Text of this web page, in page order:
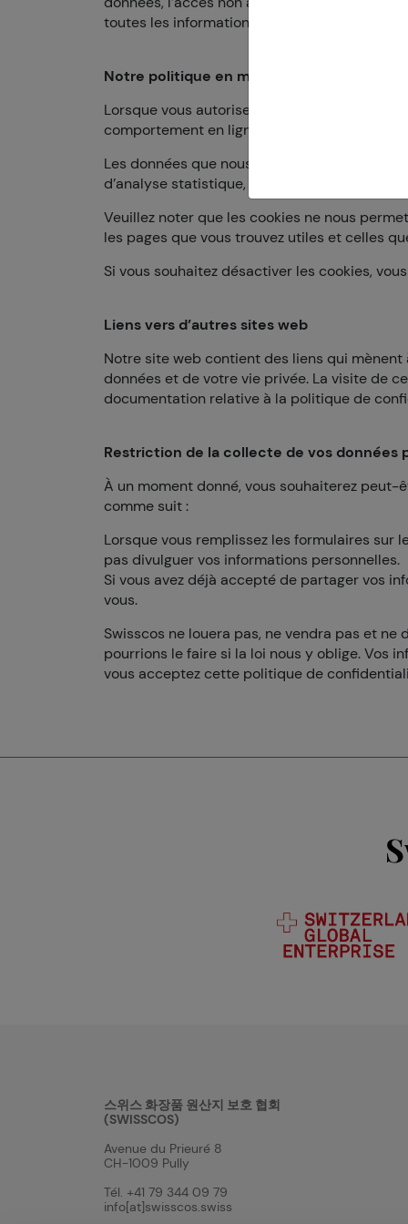
toutes les informations que nous recueillons
Notre politique en matière de cookies
Lorsque vous autorisez notre site web à
comportement en ligne (analyse du trafic
Les données que nous recueillons en
d’analyse statistique, les données sont
Veuillez noter que les cookies ne nous
les pages que vous trouvez utiles et celles
Si vous souhaitez désactiver les cookies,
Liens vers d’autres sites web
Notre site web contient des liens qui mènent
données et de votre vie privée. La visite de
documentation relative à la politique de
Restriction de la collecte de vos données
À un moment donné, vous souhaiterez
comme suit :
Lorsque vous remplissez les formulaires sur
pas divulguer vos informations personnelles.
Si vous avez déjà accepté de partager vos
vous.
Swisscos ne louera pas, ne vendra pas et
pourrions le faire si la loi nous y oblige. Vos
vous acceptez cette politique de
스위스 화장품 원산지 보호 협회
(SWISSCOS)
Avenue du Prieuré 8
CH-1009 Pully
Tél. +41 79 344 09 79
info[at]swisscos.swiss